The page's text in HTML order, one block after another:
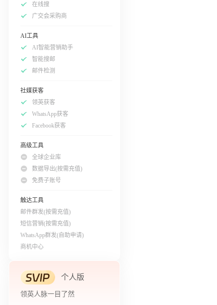
在线搜
广交会采购商
AI工具
AI智能营销助手
智能搜邮
邮件检测
社媒获客
领英获客
WhatsApp获客
Facebook获客
高级工具
全球企业库
数据导出(按需充值)
免费子账号
触达工具
邮件群发(按需充值)
短信营销(按需充值)
WhatsApp群发(自助申请)
商机中心
个人版
领英人脉一目了然